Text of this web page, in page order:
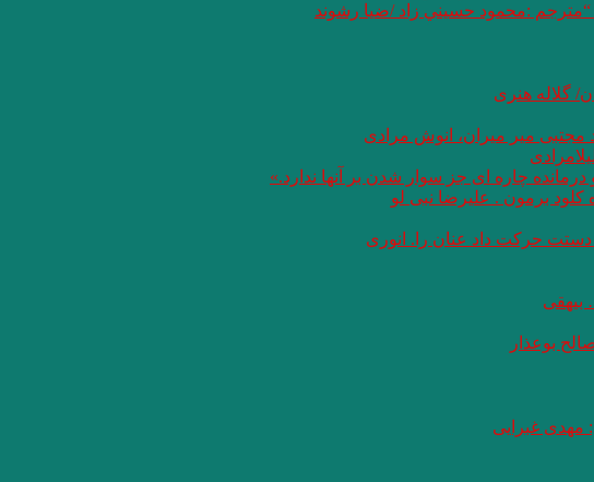
:محمود حسيني زاد /ضيا رشوند
گلاله هنری
مجتبی میر میران، انوش مرادی
چاره ای جز سوار شدن بر آنها ندارد.»
کلود برمون . علیرضا نبی لو
حرکت داد عنان را. انوری
بیهقی
بوعذار
غبرایی